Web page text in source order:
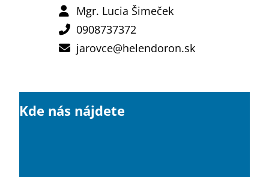
Mgr. Lucia Šimeček
0908737372
jarovce@helendoron.sk
Kde nás nájdete